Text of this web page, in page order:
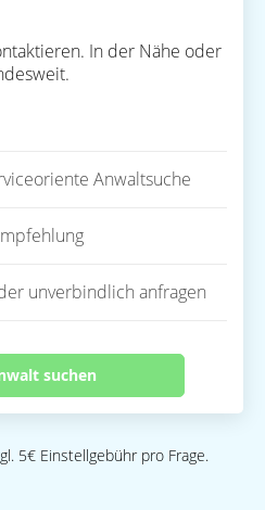
In der Nähe oder
Anwaltsuche
unverbindlich anfragen
suchen
5€ Einstellgebühr pro Frage.